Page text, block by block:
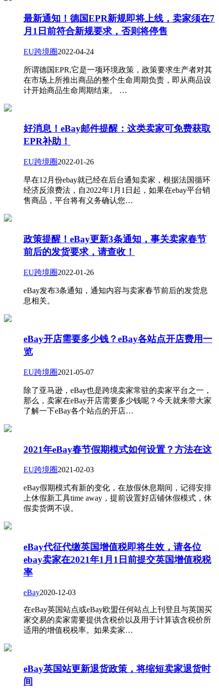
最新通知！德国EPR新规即将上线，卖家须在7
月1日前符合新规要求，否则将停售
EU跨境圈2022-04-24
所谓德国EPR,它是一项环境政策，政策要求生产者对其
在市场上所推出商品的整个生命周期负责，即从商品设
计开始商品生命周期结束。 …
好消息！eBay邮件提醒：这类卖家可免费获取
EPR补助！
EU跨境圈2022-01-26
早在12月份ebay就已经在后台通知卖家，根据法国循环
经济反浪费法，自2022年1月1日起，如果在ebay平台销
售商品，平台将有义务确认您…
政策提醒！eBay更新3条通知，事关卖家春节
前后的发货要求，请查收！
EU跨境圈2022-01-26
eBay发布3条通知，通知内容与卖家春节前后的发货息
息相关。
eBay开店需要多少钱？eBay各站点开店费用一
览
EU跨境圈2021-05-07
除了亚马逊，eBay也是跨境卖家常驻的卖家平台之一，
那么，卖家在eBay开店需要多少钱呢？今天就来带大家
了解一下eBay各个站点的开店…
2021年eBay春节假期模式如何设置？方法在这
EU跨境圈2021-02-03
eBay假期模式有新的变化，在放假休息期间，记得安排
上休假新工具time away，提前设置好店铺休假模式，休
假卖货两不误。
eBay代征代缴英国增值税即将生效，请各位
ebay卖家在2021年1月1日前提交英国增值税税
率
eBay2020-12-03
在eBay英国站点或eBay欧盟任何站点上刊登且与英国买
家交易的卖家需要提供含税价以及用于计算该含税价所
适用的增值税税率。如果卖家…
eBay英国站更新退货政策，将缩短卖家退货时
间